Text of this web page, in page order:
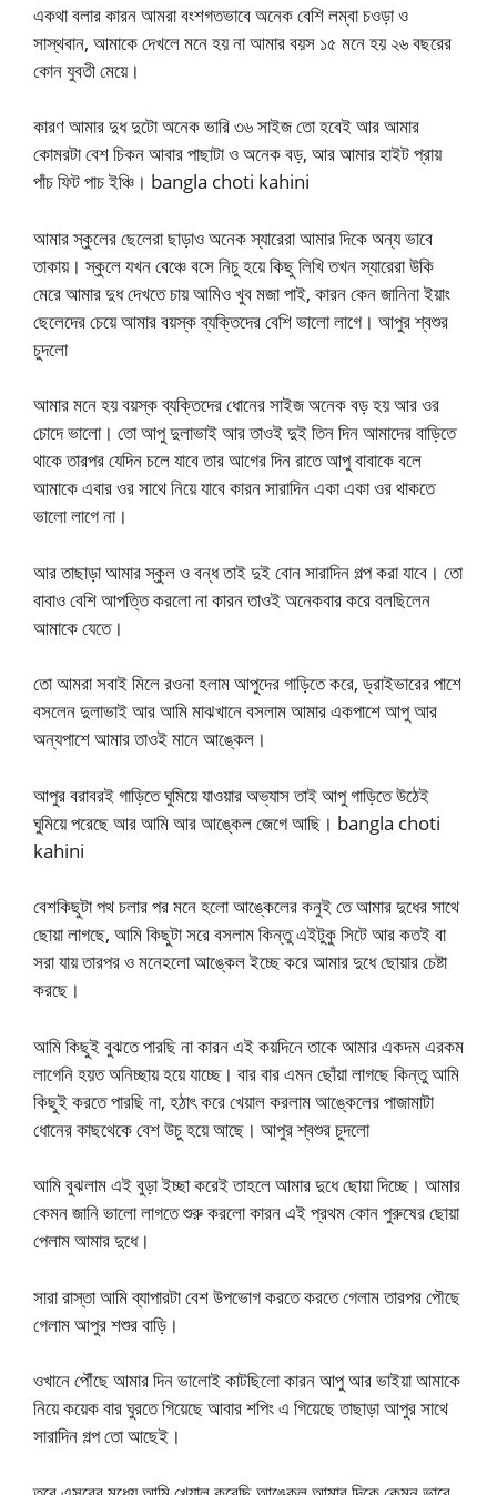
একথা বলার কারন আমরা বংশগতভাবে অনেক বেশি লম্বা চওড়া ও
সাস্থবান, আমাকে দেখলে মনে হয় না আমার বয়স ১৫ মনে হয় ২৬ বছরের
কোন যুবতী মেয়ে।
কারণ আমার দুধ দুটো অনেক ভারি ৩৬ সাইজ তো হবেই আর আমার
কোমরটা বেশ চিকন আবার পাছাটা ও অনেক বড়, আর আমার হাইট প্রায়
পাঁচ ফিট পাচ ইঞ্চি। bangla choti kahini
আমার স্কুলের ছেলেরা ছাড়াও অনেক স্যারেরা আমার দিকে অন্য ভাবে
তাকায়। স্কুলে যখন বেঞ্চে বসে নিচু হয়ে কিছু লিখি তখন স্যারেরা উকি
মেরে আমার দুধ দেখতে চায় আমিও খুব মজা পাই, কারন কেন জানিনা ইয়াং
ছেলেদের চেয়ে আমার বয়স্ক ব্যক্তিদের বেশি ভালো লাগে। আপুর শ্বশুর
চুদলো
আমার মনে হয় বয়স্ক ব্যক্তিদের ধোনের সাইজ অনেক বড় হয় আর ওর
চোদে ভালো। তো আপু দুলাভাই আর তাওই দুই তিন দিন আমাদের বাড়িতে
থাকে তারপর যেদিন চলে যাবে তার আগের দিন রাতে আপু বাবাকে বলে
আমাকে এবার ওর সাথে নিয়ে যাবে কারন সারাদিন একা একা ওর থাকতে
ভালো লাগে না।
আর তাছাড়া আমার স্কুল ও বন্ধ তাই দুই বোন সারাদিন গল্প করা যাবে। তো
বাবাও বেশি আপত্তি করলো না কারন তাওই অনেকবার করে বলছিলেন
আমাকে যেতে।
তো আমরা সবাই মিলে রওনা হলাম আপুদের গাড়িতে করে, ড্রাইভারের পাশে
বসলেন দুলাভাই আর আমি মাঝখানে বসলাম আমার একপাশে আপু আর
অন্যপাশে আমার তাওই মানে আঙ্কেল।
আপুর বরাবরই গাড়িতে ঘুমিয়ে যাওয়ার অভ্যাস তাই আপু গাড়িতে উঠেই
ঘুমিয়ে পরেছে আর আমি আর আঙ্কেল জেগে আছি। bangla choti
kahini
বেশকিছুটা পথ চলার পর মনে হলো আঙ্কেলের কনুই তে আমার দুধের সাথে
ছোয়া লাগছে, আমি কিছুটা সরে বসলাম কিন্তু এইটুকু সিটে আর কতই বা
সরা যায় তারপর ও মনেহলো আঙ্কেল ইচ্ছে করে আমার দুধে ছোয়ার চেষ্টা
করছে।
আমি কিছুই বুঝতে পারছি না কারন এই কয়দিনে তাকে আমার একদম এরকম
লাগেনি হয়ত অনিচ্ছায় হয়ে যাচ্ছে। বার বার এমন ছোঁয়া লাগছে কিন্তু আমি
কিছুই করতে পারছি না, হঠাৎ করে খেয়াল করলাম আঙ্কেলের পাজামাটা
ধোনের কাছথেকে বেশ উচু হয়ে আছে। আপুর শ্বশুর চুদলো
আমি বুঝলাম এই বুড়া ইচ্ছা করেই তাহলে আমার দুধে ছোয়া দিচ্ছে। আমার
কেমন জানি ভালো লাগতে শুরু করলো কারন এই প্রথম কোন পুরুষের ছোয়া
পেলাম আমার দুধে।
সারা রাস্তা আমি ব্যাপারটা বেশ উপভোগ করতে করতে গেলাম তারপর পৌছে
গেলাম আপুর শশুর বাড়ি।
ওখানে পৌঁছে আমার দিন ভালোই কাটছিলো কারন আপু আর ভাইয়া আমাকে
নিয়ে কয়েক বার ঘুরতে গিয়েছে আবার শপিং এ গিয়েছে তাছাড়া আপুর সাথে
সারাদিন গল্প তো আছেই।